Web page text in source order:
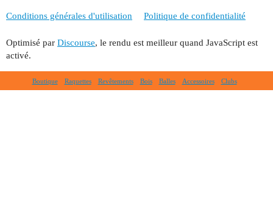
Conditions générales d'utilisation Politique de confidentialité
Optimisé par Discourse, le rendu est meilleur quand JavaScript est
activé.
Boutique Raquettes Revêtements Bois Balles Accessoires Clubs